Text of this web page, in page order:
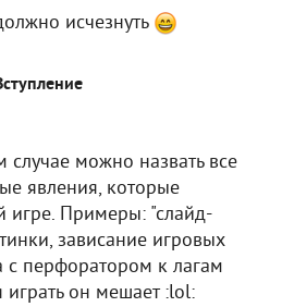
исчезнуть
можно назвать все
явления, которые
Примеры: "слайд-
зависание игровых
с перфоратором к лагам
играть он мешает :lol: